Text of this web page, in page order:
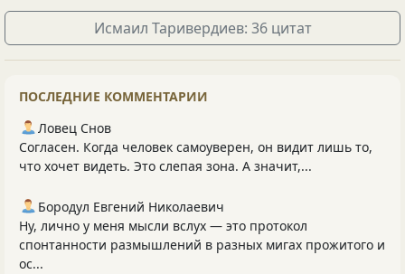
Исмаил Таривердиев: 36 цитат
ПОСЛЕДНИЕ КОММЕНТАРИИ
Ловец Снов
Согласен. Когда человек самоуверен, он видит лишь то,
что хочет видеть. Это слепая зона. А значит,...
Бородул Евгений Николаевич
Ну, лично у меня мысли вслух — это протокол
спонтанности размышлений в разных мигах прожитого и
ос...